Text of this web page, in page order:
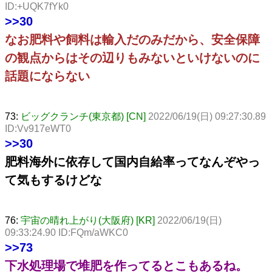
ID:+UQK7fYk0
>>30
なお肥料や飼料は輸入だのみだから、安全保障
の観点からはその辺りもみないといけないのに
話題にならない
73: ビッグクランチ(東京都) [CN] 2022/06/19(日) 09:27:30.89
ID:Vv917eWT0
>>30
肥料海外に依存して国内自給率ってなんぞやっ
て気もするけどな
76: 宇宙の晴れ上がり(大阪府) [KR] 2022/06/19(日)
09:33:24.90 ID:FQm/aWKC0
>>73
下水処理場で堆肥を作ってるとこもあるね。